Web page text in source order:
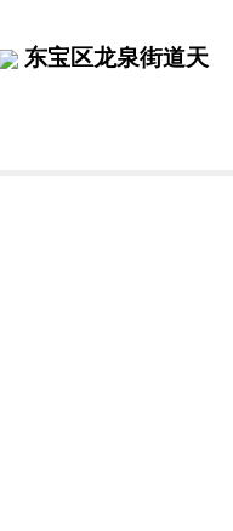
东宝区龙泉街道天